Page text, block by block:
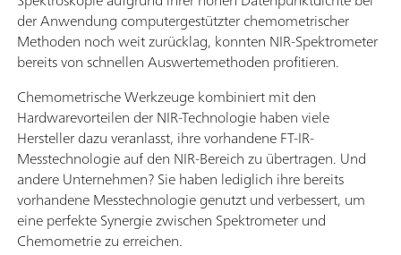
der Anwendung computergestützter chemometrischer
Methoden noch weit zurücklag, konnten NIR-Spektrometer
bereits von schnellen Auswertemethoden profitieren.
Chemometrische Werkzeuge kombiniert mit den
Hardwarevorteilen der NIR-Technologie haben viele
Hersteller dazu veranlasst, ihre vorhandene FT-IR-
Messtechnologie auf den NIR-Bereich zu übertragen. Und
andere Unternehmen? Sie haben lediglich ihre bereits
vorhandene Messtechnologie genutzt und verbessert, um
eine perfekte Synergie zwischen Spektrometer und
Chemometrie zu erreichen.